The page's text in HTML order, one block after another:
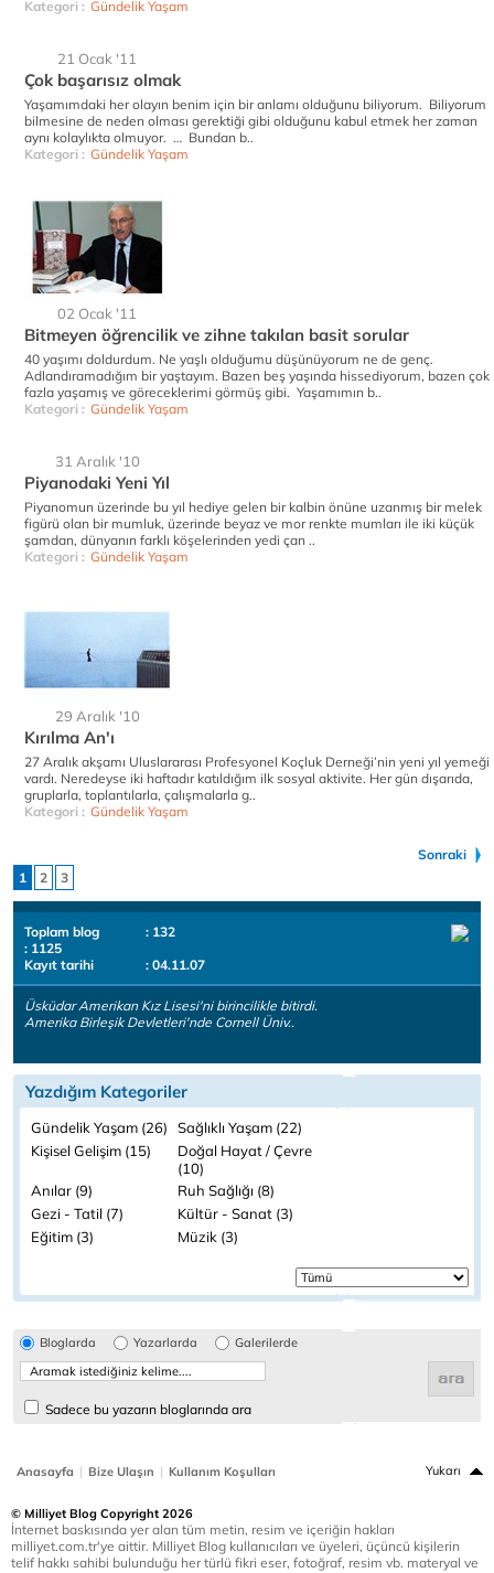
Kategori : Gündelik Yaşam
21 Ocak '11
Çok başarısız olmak
Yaşamımdaki her olayın benim için bir anlamı olduğunu biliyorum. Biliyorum
bilmesine de neden olması gerektiği gibi olduğunu kabul etmek her zaman
aynı kolaylıkta olmuyor. … Bundan b..
Kategori : Gündelik Yaşam
02 Ocak '11
Bitmeyen öğrencilik ve zihne takılan basit sorular
40 yaşımı doldurdum. Ne yaşlı olduğumu düşünüyorum ne de genç.
Adlandıramadığım bir yaştayım. Bazen beş yaşında hissediyorum, bazen çok
fazla yaşamış ve göreceklerimi görmüş gibi. Yaşamımın b..
Kategori : Gündelik Yaşam
31 Aralık '10
Piyanodaki Yeni Yıl
Piyanomun üzerinde bu yıl hediye gelen bir kalbin önüne uzanmış bir melek
figürü olan bir mumluk, üzerinde beyaz ve mor renkte mumları ile iki küçük
şamdan, dünyanın farklı köşelerinden yedi çan ..
Kategori : Gündelik Yaşam
29 Aralık '10
Kırılma An'ı
27 Aralık akşamı Uluslararası Profesyonel Koçluk Derneği’nin yeni yıl yemeği
vardı. Neredeyse iki haftadır katıldığım ilk sosyal aktivite. Her gün dışarıda,
gruplarla, toplantılarla, çalışmalarla g..
Kategori : Gündelik Yaşam
Sonraki
1
2 3
Toplam blog
: 132
: 1125
Kayıt tarihi
: 04.11.07
Üsküdar Amerikan Kız Lisesi'ni birincilikle bitirdi.
Amerika Birleşik Devletleri'nde Cornell Üniv..
Yazdığım Kategoriler
Gündelik Yaşam (26)
Sağlıklı Yaşam (22)
Kişisel Gelişim (15)
Doğal Hayat / Çevre
(10)
Anılar (9)
Ruh Sağlığı (8)
Gezi - Tatil (7)
Kültür - Sanat (3)
Eğitim (3)
Müzik (3)
Bloglarda Yazarlarda Galerilerde
Sadece bu yazarın bloglarında ara
Anasayfa | Bize Ulaşın | Kullanım Koşulları Yukarı
© Milliyet Blog Copyright 2026
İnternet baskısında yer alan tüm metin, resim ve içeriğin hakları
milliyet.com.tr'ye aittir. Milliyet Blog kullanıcıları ve üyeleri, üçüncü kişilerin
telif hakkı sahibi bulunduğu her türlü fikri eser, fotoğraf, resim vb. materyal ve